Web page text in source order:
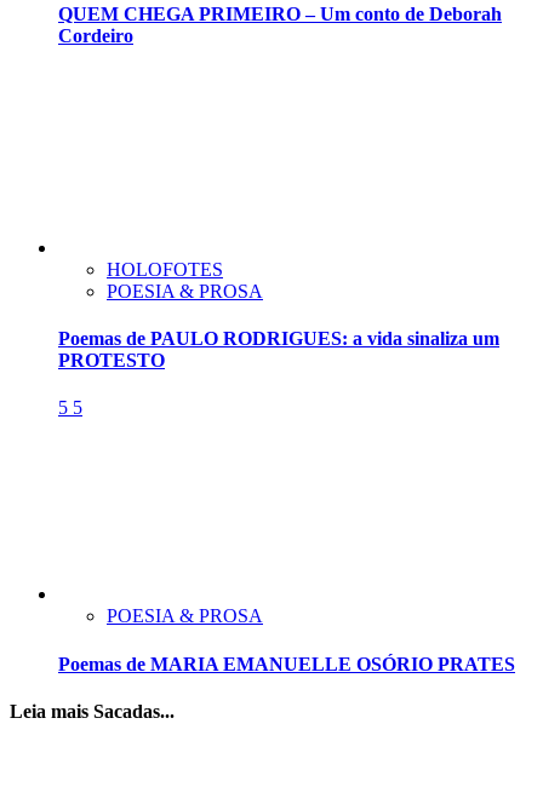
QUEM CHEGA PRIMEIRO – Um conto de Deborah
Cordeiro
HOLOFOTES
POESIA & PROSA
Poemas de PAULO RODRIGUES: a vida sinaliza um
PROTESTO
5 5
POESIA & PROSA
Poemas de MARIA EMANUELLE OSÓRIO PRATES
Leia mais Sacadas...